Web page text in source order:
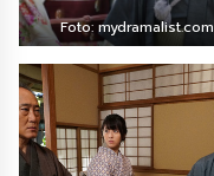
Foto: mydramalist.com